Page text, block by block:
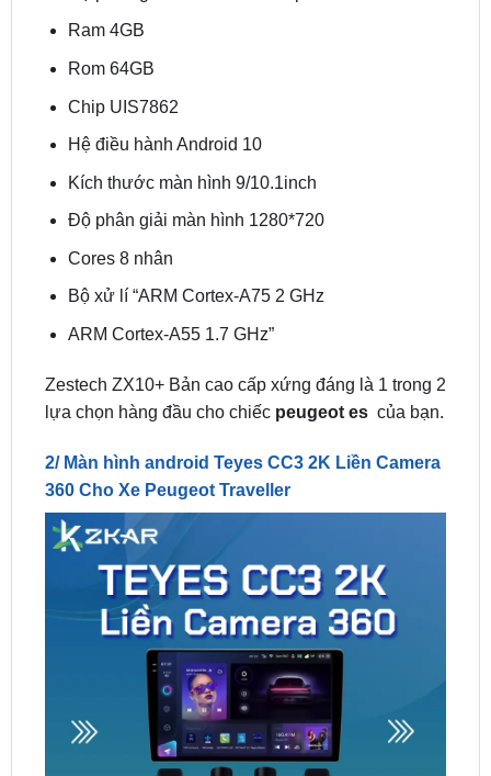
Zestech ZX10+ Bản cao cấp xứng đáng là 1 trong 2
2/ Màn hình android Teyes CC3 2K Liền Camera